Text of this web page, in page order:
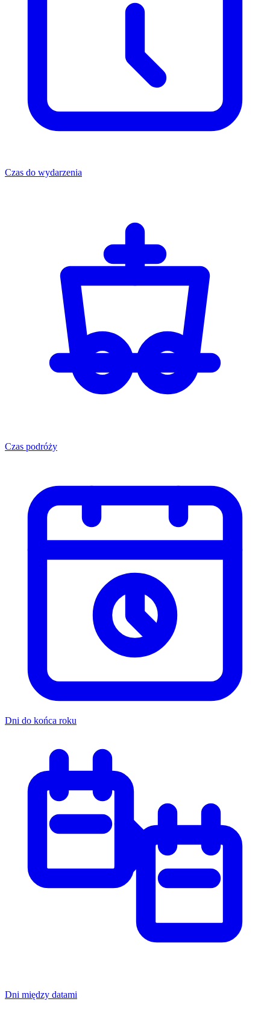
Czas do wydarzenia
Czas podróży
Dni do końca roku
Dni między datami